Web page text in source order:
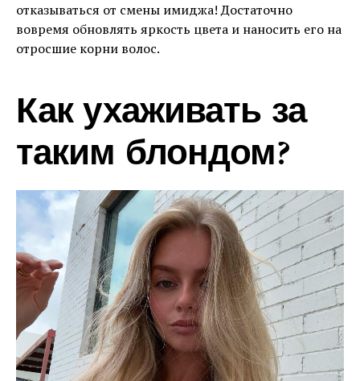
отказываться от смены имиджа! Достаточно
вовремя обновлять яркость цвета и наносить его на
отросшие корни волос.
Как ухаживать за
таким блондом?